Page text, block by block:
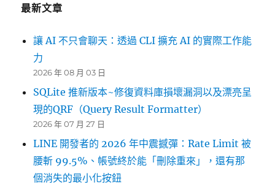
最新文章
讓 AI 不只會聊天：透過 CLI 擴充 AI 的實際工作能
力
2026 年 08 月 03 日
SQLite 推新版本~修復資料庫損壞漏洞以及漂亮呈
現的QRF（Query Result Formatter）
2026 年 07 月 27 日
LINE 開發者的 2026 年中震撼彈：Rate Limit 被
腰斬 99.5%、帳號終於能「刪除重來」，還有那
個消失的最小化按鈕